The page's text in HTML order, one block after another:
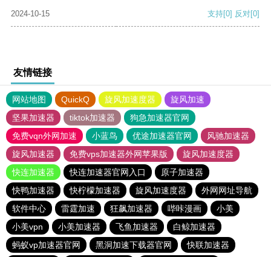
2024-10-15 支持[0] 反对[0]
友情链接
网站地图 QuickQ 旋风加速度器
旋风加速
坚果加速器
tiktok加速器
狗急加速器官网
免费vqn外网加速
小蓝鸟 优途加速器官网
风驰加速器
旋风加速器
免费vps加速器外网苹果版
旋风加速度器
快连加速器
快连加速器官网入口
原子加速器
快鸭加速器
快柠檬加速器 旋风加速度器
外网网址导航
软件中心
雷霆加速 狂飙加速器 哔咔漫画
小美
小美vpn
小美加速器 飞鱼加速器
白鲸加速器
蚂蚁vp加速器官网
黑洞加速下载器官网 快联加速器